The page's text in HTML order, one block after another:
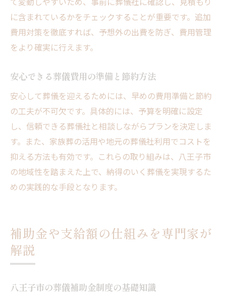
に含まれているかをチェックすることが重要です。追加
費用対策を徹底すれば、予想外の出費を防ぎ、費用管理
をより確実に行えます。
安心できる葬儀費用の準備と節約方法
安心して葬儀を迎えるためには、早めの費用準備と節約
の工夫が不可欠です。具体的には、予算を明確に設定
し、信頼できる葬儀社と相談しながらプランを決定しま
す。また、家族葬の活用や地元の葬儀社利用でコストを
抑える方法も有効です。これらの取り組みは、八王子市
の地域性を踏まえた上で、納得のいく葬儀を実現するた
めの実践的な手段となります。
補助金や支給額の仕組みを専門家が
解説
八王子市の葬儀補助金制度の基礎知識